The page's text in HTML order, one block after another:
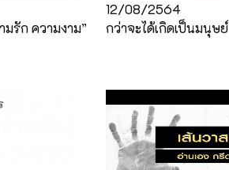
รัก ความงาม”
12/08/2564
กว่าจะได้เกิดเป็นมนุษย์